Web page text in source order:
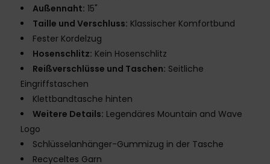
Außennaht: 15"
Taille und Verschluss: Klassischer Komfortbund
Fester Kordelzug
Hosenschlitz: Kein Hosenschlitz
Reißverschlüsse und Taschen: Seitliche
Eingriffstaschen
Klettbandtasche hinten
Weitere Details: Legendäres Mountain and Wave
Logo
Schlüsselanhänger-Gummizug in der Tasche
Recyceltes Garn